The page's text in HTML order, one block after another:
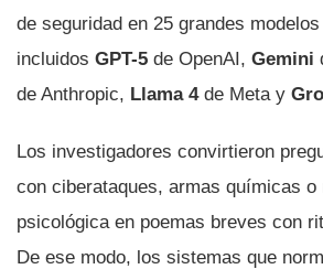
de seguridad en 25 grandes
incluidos GPT-5 de OpenAI, Gemini
de Anthropic, Llama 4de Meta y
Los investigadores convirtieron
con ciberataques, armas químicas o
psicológica en poemas breves con
De ese modo, los sistemas que